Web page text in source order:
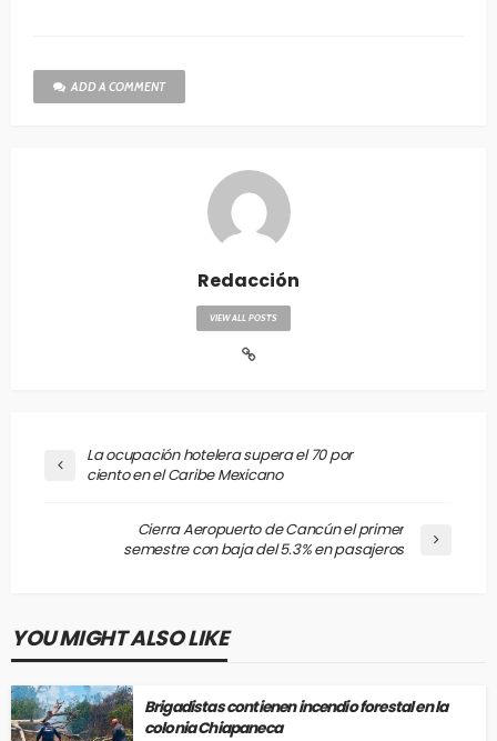
ADD A COMMENT
Redacción
VIEW ALL POSTS
La ocupación hotelera supera el 70 por
ciento en el Caribe Mexicano
Cierra Aeropuerto de Cancún el primer
semestre con baja del 5.3% en pasajeros
YOU MIGHT ALSO LIKE
Brigadistas contienen incendio forestal en la
colonia Chiapaneca